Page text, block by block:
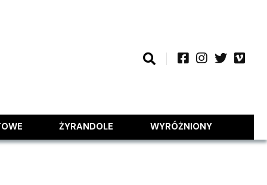
ŻYRANDOLE WYRÓŻNIONY